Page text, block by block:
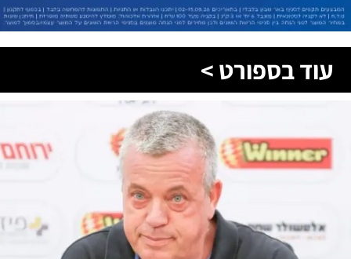
עוד בספורט >